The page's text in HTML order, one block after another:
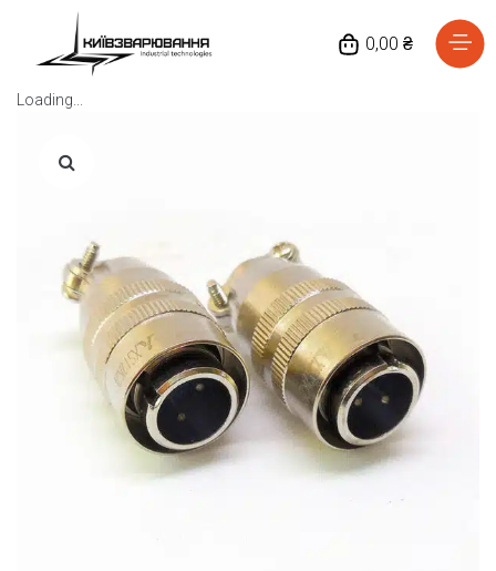
0,00 ₴
Loading...
Відгуки
Про нас
Доставка та оплата
Повернення та обмін